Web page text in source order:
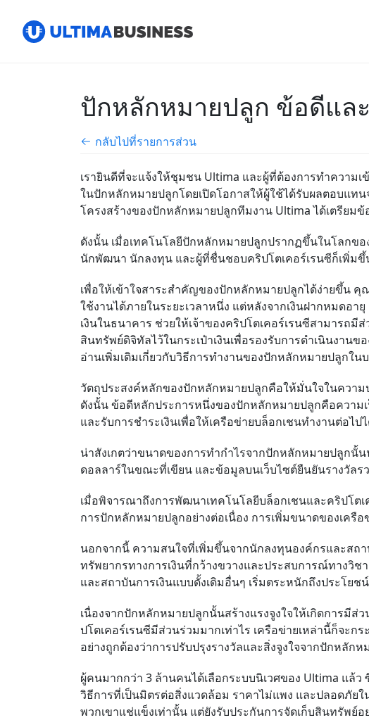
ปักหลักหมายปลูก ข้อดีแล
กลับไปที่รายการส่วน
เรายินดีที่จะแจ้งให้ชุมชน Ultima และผู้ที่ต้องการทำความ
ในปักหลักหมายปลูกโดยเปิดโอกาสให้ผู้ใช้ได้รับผลตอบแท
โครงสร้างของปักหลักหมายปลูกทีมงาน Ultimaได้เตรียม
ดังนั้น เมื่อเทคโนโลยีปักหลักหมายปลูกปรากฏขึ้นในโลกขอ
นักพัฒนา นักลงทุน และผู้ที่ชื่นชอบคริปโตเคอร์เรนซีก็เพิ่ม
เพื่อให้เข้าใจสาระสำคัญของปักหลักหมายปลูกได้ง่ายขึ้น คุ
ใช้งานได้ภายในระยะเวลาหนึ่ง แต่หลังจากเงินฝากหมดอา
เงินในธนาคาร ช่วยให้เจ้าของคริปโตเคอร์เรนซีสามารถ
สินทรัพย์ดิจิทัลไว้ในกระเป๋าเงินเพื่อรองรับการดำเนินงาน
อ่านเพิ่มเติมเกี่ยวกับวิธีการทำงานของปักหลักหมายปลูกใน
วัตถุประสงค์หลักของปักหลักหมายปลูกคือให้มั่นใจในควา
ดังนั้น ข้อดีหลักประการหนึ่งของปักหลักหมายปลูกคือความ
และรับการชำระเงินเพื่อให้เครือข่ายบล็อกเชนทำงานต่อไป
น่าสังเกตว่าขนาดของการทำกำไรจากปักหลักหมายปลูกนั้
ดอลลาร์ในขณะที่เขียน และข้อมูลบนเว็บไซต์ยืนยันรางวัล
เมื่อพิจารณาถึงการพัฒนาเทคโนโลยีบล็อกเชนและคริปโ
การปักหลักหมายปลูกอย่างต่อเนื่อง การเพิ่มขนาดของเค
นอกจากนี้ ความสนใจที่เพิ่มขึ้นจากนักลงทุนองค์กรและสถ
ทรัพยากรทางการเงินที่กว้างขวางและประสบการณ์ทางวิ
และสถาบันการเงินแบบดั้งเดิมอื่นๆ เริ่มตระหนักถึงประโย
เนื่องจากปักหลักหมายปลูกนั้นสร้างแรงจูงใจให้เกิดการมี
ปโตเคอร์เรนซีมีส่วนร่วมมากเท่าไร เครือข่ายเหล่านี้ก็จะ
อย่างถูกต้องว่าการปรับปรุงรางวัลและสิ่งจูงใจจากปักหลั
ผู้คนมากกว่า 3 ล้านคนได้เลือกระบบนิเวศของ Ultima แล้ว
วิธีการที่เป็นมิตรต่อสิ่งแวดล้อม ราคาไม่แพง และปลอดภัย
พวกเขาแช่แข็งเท่านั้น แต่ยังรับประกันการจัดเก็บสินทรัพย์